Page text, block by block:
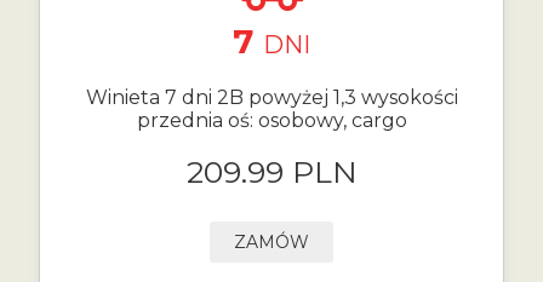
7 DNI
Winieta 7 dni 2B powyżej 1,3 wysokości
przednia oś: osobowy, cargo
209.99 PLN
ZAMÓW